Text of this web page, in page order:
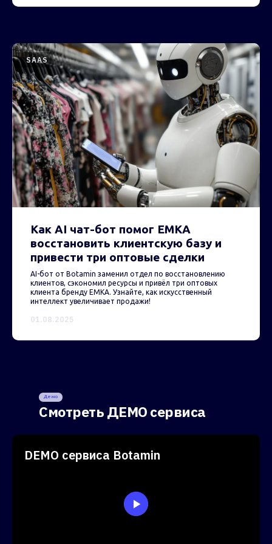
SAAS
Как AI чат-бот помог EMKA
восстановить клиентскую базу и
привести три оптовые сделки
AI-бот от Botamin заменил отдел по восстановлению
клиентов, сэкономил ресурсы и привёл три оптовых
клиента бренду EMKA. Узнайте, как искусственный
интеллект увеличивает продажи!
01.08.2025
Демо
Смотреть ДЕМО сервиса
DEMO сервиса Botamin